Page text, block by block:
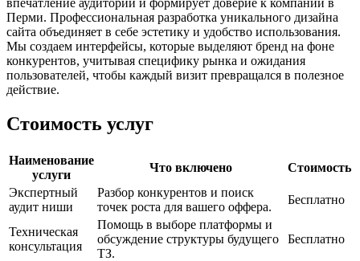
Перми. Профессиональная разработка уникального дизайна
сайта объединяет в себе эстетику и удобство использования.
Мы создаем интерфейсы, которые выделяют бренд на фоне
конкурентов, учитывая специфику рынка и ожидания
пользователей, чтобы каждый визит превращался в полезное
действие.
Стоимость услуг
Наименование
услуги
Что включено
Стоимость
Экспертный
аудит ниши
Разбор конкурентов и поиск
точек роста для вашего оффера.
Бесплатно
Техническая
консультация
Помощь в выборе платформы и
обсуждение структуры будущего
ТЗ.
Бесплатно